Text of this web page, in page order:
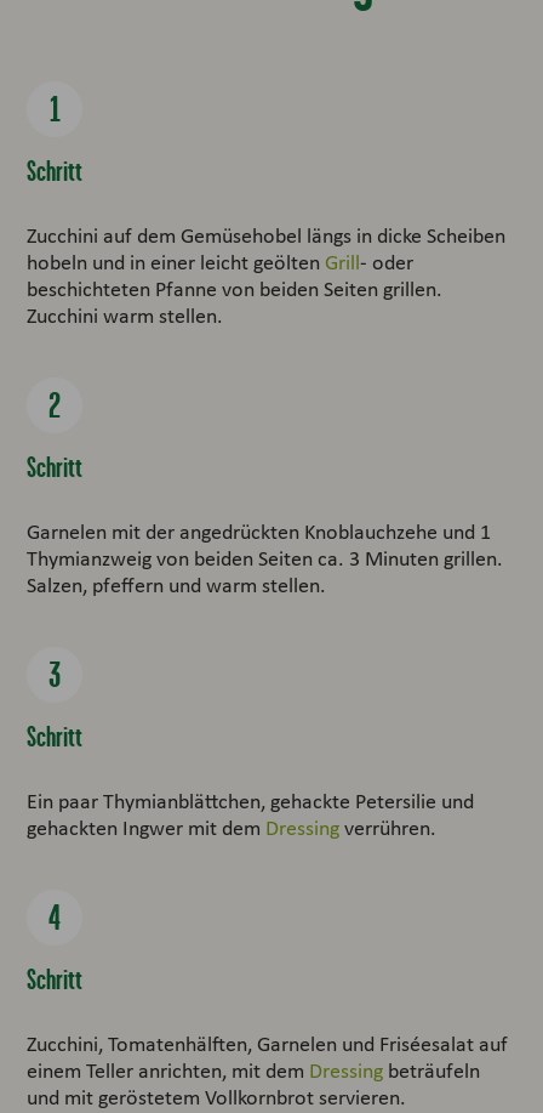
Schritt
Zucchini auf dem Gemüsehobel längs in dicke Scheiben
hobeln und in einer leicht geölten Grill- oder
beschichteten Pfanne von beiden Seiten grillen.
Zucchini warm stellen.
Schritt
Garnelen mit der angedrückten Knoblauchzehe und 1
Thymianzweig von beiden Seiten ca. 3 Minuten grillen.
Salzen, pfeffern und warm stellen.
Schritt
Ein paar Thymianblättchen, gehackte Petersilie und
gehackten Ingwer mit dem Dressingverrühren.
Schritt
Zucchini, Tomatenhälften, Garnelen und Friséesalat auf
einem Teller anrichten, mit dem Dressing beträufeln
und mit geröstetem Vollkornbrot servieren.